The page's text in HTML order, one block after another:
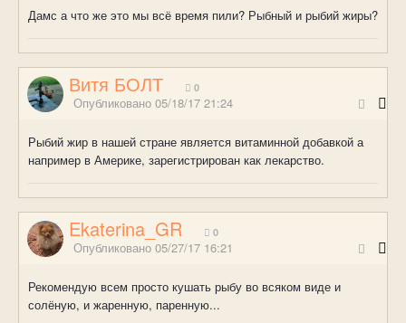
Дамс а что же это мы всё время пили? Рыбный и рыбий жиры?
Витя БОЛТ 0
Опубликовано 05/18/17 21:24
Рыбий жир в нашей стране является витаминной добавкой а
например в Америке, зарегистрирован как лекарство.
Ekaterina_GR 0
Опубликовано 05/27/17 16:21
Рекомендую всем просто кушать рыбу во всяком виде и
солёную, и жаренную, паренную...